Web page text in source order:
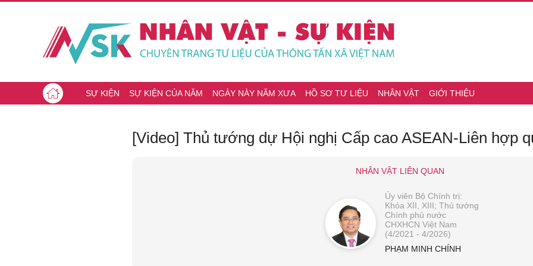
SỰ KIỆN SỰ KIỆN CỦA NĂM NGÀY NÀY NĂM XƯA HỒ SƠ TƯ LIỆU NHÂN VẬT GIỚI THIỆU
[Video] Thủ tướng dự Hội nghị Cấp cao ASEAN-Liên hợp
NHÂN VẬT LIÊN QUAN
Ủy viên Bộ Chính trị:
Khóa XII, XIII; Thủ tướng
Chính phủ nước
CHXHCN Việt Nam
(4/2021 - 4/2026)
PHẠM MINH CHÍNH